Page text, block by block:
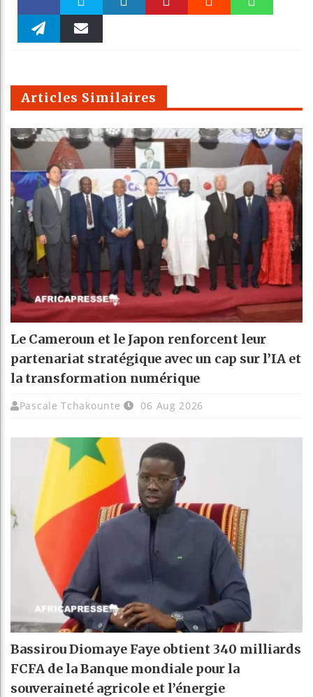
Faceboo Twitter
m
Articles Similaires
Le Cameroun et le Japon renforcent leur
partenariat stratégique avec un cap sur l’IA et
la transformation numérique
Pascale Tchakounte 06 Aug 2026
Bassirou Diomaye Faye obtient 340 milliards
FCFA de la Banque mondiale pour la
souveraineté agricole et l’énergie